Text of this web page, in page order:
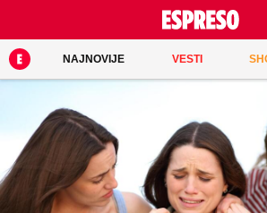
NAJNOVIJE VESTI